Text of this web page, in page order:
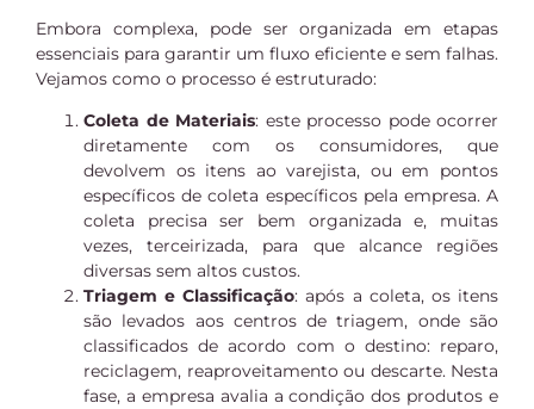
Embora complexa, pode ser organizada em etapas
essenciais para garantir um fluxo eficiente e sem falhas.
Vejamos como o processo é estruturado:
Coleta de Materiais: este processo pode ocorrer
diretamente com os consumidores, que
devolvem os itens ao varejista, ou em pontos
específicos de coleta específicos pela empresa. A
coleta precisa ser bem organizada e, muitas
vezes, terceirizada, para que alcance regiões
diversas sem altos custos.
Triagem e Classificação: após a coleta, os itens
são levados aos centros de triagem, onde são
classificados de acordo com o destino: reparo,
reciclagem, reaproveitamento ou descarte. Nesta
fase, a empresa avalia a condição dos produtos e